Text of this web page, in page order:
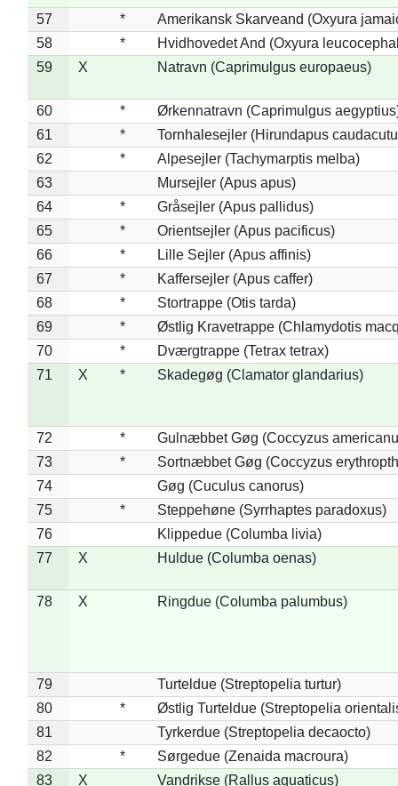
57 *
Amerikansk Skarveand (Oxyura
58
*
Hvidhovedet And (Oxyura
59
X Natravn (Caprimulgus europaeus)
60 *
Ørkennatravn (Caprimulgus
61
*
Tornhalesejler (Hirundapus
62
*
Alpesejler (Tachymarptis melba)
63
Mursejler (Apus apus)
64
*
Gråsejler (Apus pallidus)
65
*
Orientsejler (Apus pacificus)
66
*
Lille Sejler (Apus affinis)
67
*
Kaffersejler (Apus caffer)
68
*
Stortrappe (Otis tarda)
69
*
Østlig Kravetrappe (Chlamydotis
70
*
Dværgtrappe (Tetrax tetrax)
71
X * Skadegøg (Clamator glandarius)
72 *
Gulnæbbet Gøg (Coccyzus
73
*
Sortnæbbet Gøg (Coccyzus
74
Gøg (Cuculus canorus)
75
*
Steppehøne (Syrrhaptes paradoxus)
76
Klippedue (Columba livia)
77
X Huldue (Columba oenas)
78 X Ringdue (Columba palumbus)
79
Turteldue (Streptopelia turtur)
80
*
Østlig Turteldue (Streptopelia
81
Tyrkerdue (Streptopelia decaocto)
82
*
Sørgedue (Zenaida macroura)
83
X Vandrikse (Rallus aquaticus)